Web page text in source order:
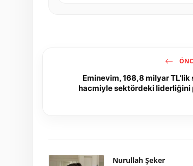
Eminevim, 168,8 milyar
hacmiyle sektördeki
Nurullah Şeker